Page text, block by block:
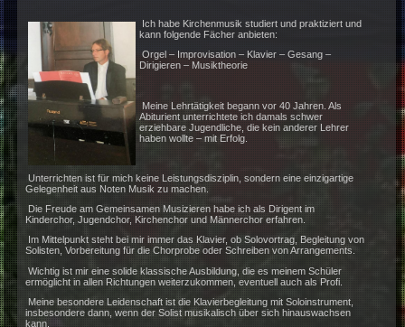
Manfred Hinz
Klavier,
Ich habe Kirchenmusik studiert und praktiziert
kann folgende Fächer anbieten:
Orgel – Improvisation – Klavier – Gesang –
Dirigieren – Musiktheorie
Meine Lehrtätigkeit begann vor 40 Jahren. Als
Abiturient unterrichtete ich damals schwer
erziehbare Jugendliche, die kein anderer
haben wollte – mit Erfolg.
Unterrichten ist für mich keine Leistungsdisziplin, sondern eine
Gelegenheit aus Noten Musik zu machen.